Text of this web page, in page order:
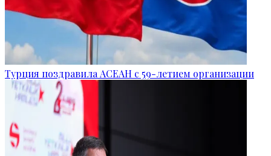
Турция поздравила АСЕАН с 59-летием организации